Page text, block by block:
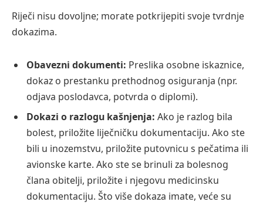
Riječi nisu dovoljne; morate potkrijepiti svoje tvrdnje
dokazima.
Obavezni dokumenti: Preslika osobne iskaznice,
dokaz o prestanku prethodnog osiguranja (npr.
odjava poslodavca, potvrda o diplomi).
Dokazi o razlogu kašnjenja: Ako je razlog bila
bolest, priložite liječničku dokumentaciju. Ako ste
bili u inozemstvu, priložite putovnicu s pečatima ili
avionske karte. Ako ste se brinuli za bolesnog
člana obitelji, priložite i njegovu medicinsku
dokumentaciju. Što više dokaza imate, veće su